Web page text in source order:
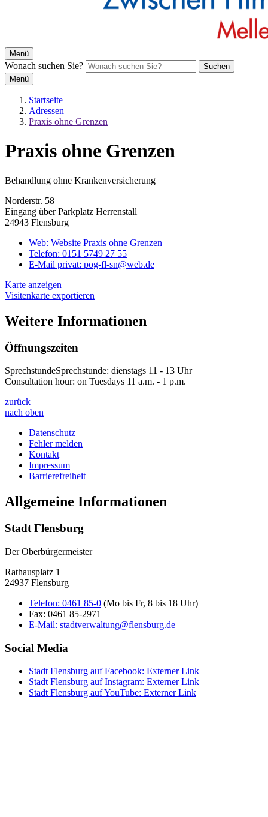
Menü
Wonach suchen Sie?
Suchen
Menü
Startseite
Adressen
Praxis ohne Grenzen
Praxis ohne Grenzen
Behandlung ohne Krankenversicherung
Norderstr. 58
Eingang über Parkplatz Herrenstall
24943 Flensburg
Web: Website Praxis ohne Grenzen
Telefon: 0151 5749 27 55
E-Mail privat: pog-fl-sn@web.de
Karte anzeigen
Visitenkarte exportieren
Weitere Informationen
Öffnungszeiten
SprechstundeSprechstunde: dienstags 11 - 13 Uhr
Consultation hour: on Tuesdays 11 a.m. - 1 p.m.
zurück
nach oben
Datenschutz
Fehler melden
Kontakt
Impressum
Barrierefreiheit
Allgemeine Informationen
Stadt Flensburg
Der Oberbürgermeister
Rathausplatz 1
24937 Flensburg
Telefon: 0461 85-0 (Mo bis Fr, 8 bis 18 Uhr)
Fax: 0461 85-2971
E-Mail: stadtverwaltung@flensburg.de
Social Media
Stadt Flensburg auf Facebook: Externer Link
Stadt Flensburg auf Instagram: Externer Link
Stadt Flensburg auf YouTube: Externer Link